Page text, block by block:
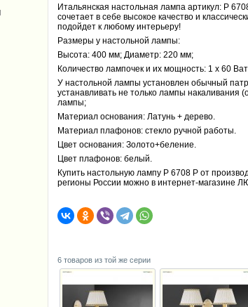
Итальянская настольная лампа артикул: P
сочетает в себе высокое качество и
подойдет к любому интерьеру!
Размеры у настольной лампы:
Высота: 400 мм; Диаметр: 220 мм;
Количество лампочек и их мощность: 1 x 60
У настольной лампы установлен обычный
устанавливать не только лампы
лампы;
Материал основания: Латунь + дерево.
Материал плафонов: стекло ручной работы.
Цвет основания: Золото+беление.
Цвет плафонов: белый.
Купить настольную лампу P 6708 P от
регионы России можно в интернет-магазине
6 товаров из той же серии